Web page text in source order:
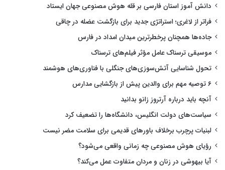
دانش آموز استان فارسی بر قله هوش مصنوعی جهان ایستاد
فراتر از لاغری؛ استراتژی جدید برای بازگشت عضله در چاقی
جاده‌ها همچنان پرخطرترین میدان امداد در فارس
موسیقی ترسناک عامل مؤثر فیلم‌های ترسناک
تحول شناسایی آتش‌سوزی‌های جنگلی با فناوری‌های هوشمند
۶ توصیه مهم برای والدین پیش از بازگشایی مدارس
آنچه باید درباره آرتروز زانو بدانید
سیاست‌های دولت انگلیس، دانشگاه‌ها را تضعیف کرد
لبنیات پرچرب برخلاف باورهای قدیمی برای سلامت مضر نیست
رؤیای هوش مصنوعی چه زمانی واقعی می‌شود؟
آیا بیهوشی در زنان و مردان متفاوت عمل می‌کند؟